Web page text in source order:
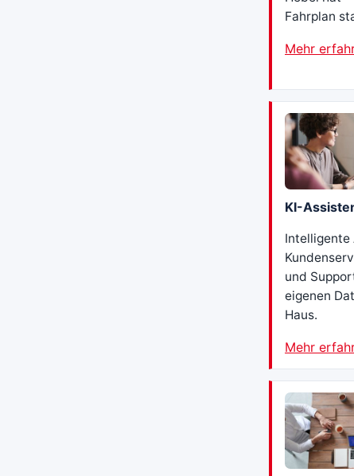
Fahrplan
Mehr
KI-
Intelligente
und
eigenen
Haus.
Mehr